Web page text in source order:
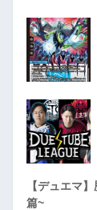
【デュエマ
篇~